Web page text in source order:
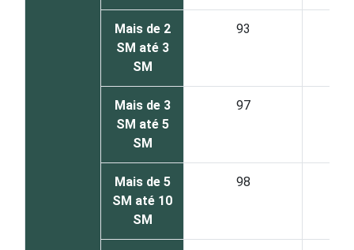
Mais de 2
SM até 3
SM
93
Mais de 3
SM até 5
SM
97
Mais de 5
SM até 10
SM
98